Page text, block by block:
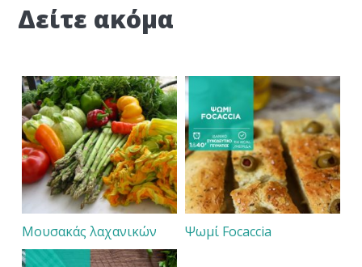
Δείτε ακόμα
Μουσακάς λαχανικών Ψωμί Focaccia